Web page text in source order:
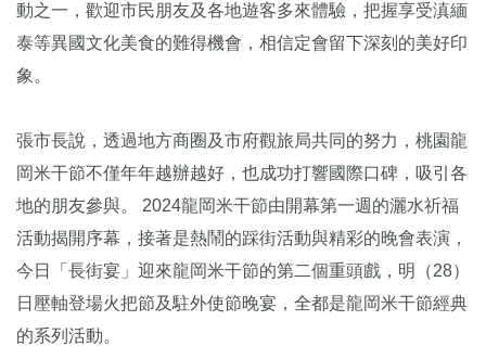
動之一，歡迎市民朋友及各地遊客多來體驗，把握享受滇緬
泰等異國文化美食的難得機會，相信定會留下深刻的美好印
象。
張市長說，透過地方商圈及市府觀旅局共同的努力，桃園龍
岡米干節不僅年年越辦越好，也成功打響國際口碑，吸引各
地的朋友參與。 2024龍岡米干節由開幕第一週的灑水祈福
活動揭開序幕，接著是熱鬧的踩街活動與精彩的晚會表演，
今日「長街宴」迎來龍岡米干節的第二個重頭戲，明（28）
日壓軸登場火把節及駐外使節晚宴，全都是龍岡米干節經典
的系列活動。